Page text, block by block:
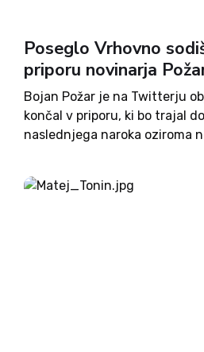
Poseglo Vrhovno
priporu novinarja
Bojan Požar je na Twitterju
končal v priporu, ki bo trajal
naslednjega naroka oziroma
rok za pritožbo pa je...